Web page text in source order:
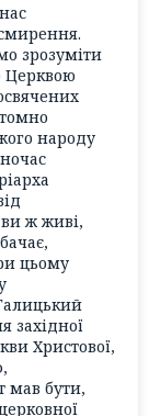
зрозуміти
Церквою
народу
ви ж живі,
цьому
західної
Христової,
мав бути,